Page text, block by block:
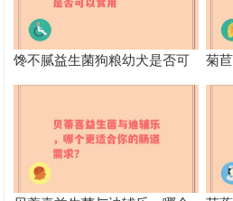
馋不腻益生菌狗粮幼犬是否可
以食用
菊
解